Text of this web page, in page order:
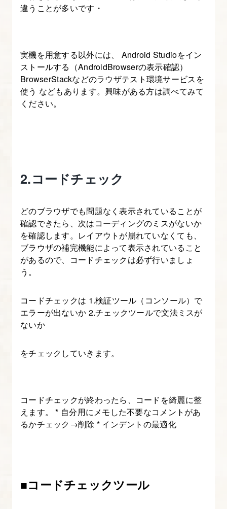
違うことが多いです・
実機を用意する以外には、 Android Studioをイン
ストールする（AndroidBrowserの表示確認）
BrowserStackなどのラウザテスト環境サービスを
使う などもあります。興味がある方は調べてみて
ください。
2.コードチェック
どのブラウザでも問題なく表示されていることが
確認できたら、次はコーディングのミスがないか
を確認します。レイアウトが崩れていなくても、
ブラウザの補完機能によって表示されていること
があるので、コードチェックは必ず行いましょ
う。
コードチェックは 1.検証ツール（コンソール）で
エラーが出ないか 2.チェックツールで文法ミスが
ないか
をチェックしていきます。
コードチェックが終わったら、コードを綺麗に整
えます。 * 自分用にメモした不要なコメントがあ
るかチェック→削除 * インデントの最適化
■コードチェックツール